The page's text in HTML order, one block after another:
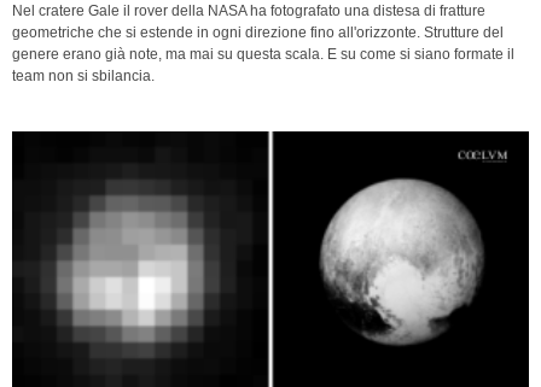
Nel cratere Gale il rover della NASA ha fotografato una distesa di fratture
geometriche che si estende in ogni direzione fino all'orizzonte. Strutture del
genere erano già note, ma mai su questa scala. E su come si siano formate il
team non si sbilancia.